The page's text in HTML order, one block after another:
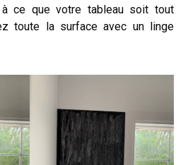
à ce que votre tableau soit tout
toute la surface avec un linge